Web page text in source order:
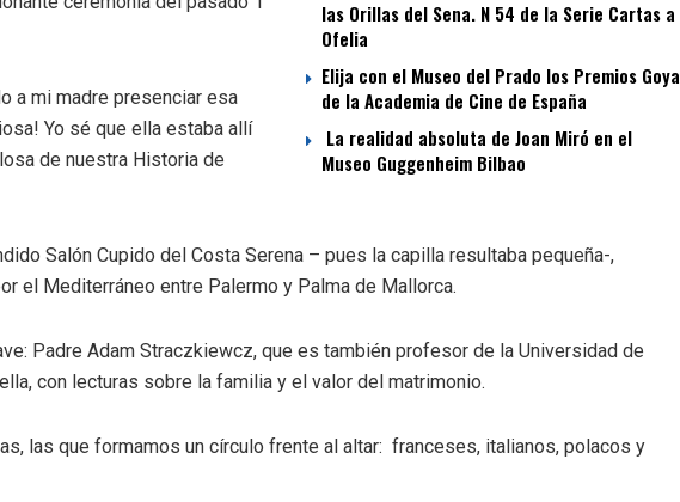
las Orillas del Sena. N 54 de la Serie Cartas a
Ofelia
Elija con el Museo del Prado los Premios Goya
de la Academia de Cine de España
La realidad absoluta de Joan Miró en el
Museo Guggenheim Bilbao
a mi madre presenciar esa
Yo sé que ella estaba allí
de nuestra Historia de
Salón Cupido del Costa Serena – pues la capilla resultaba pequeña-,
el Mediterráneo entre Palermo y Palma de Mallorca.
Padre Adam Straczkiewcz, que es también profesor de la Universidad de
con lecturas sobre la familia y el valor del matrimonio.
las que formamos un círculo frente al altar: franceses, italianos, polacos y